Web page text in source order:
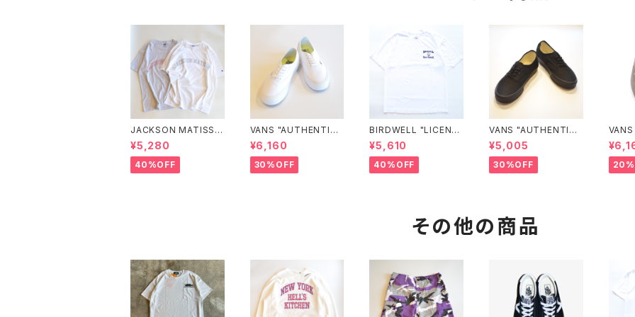
JACKSON MATISSE
"RUSSELL ATHLETI
C×JM Logo Tee"
¥5,280
40%OFF
VANS "AUTHENTIC
VR3 VN0005UDTB
D"
¥6,160
30%OFF
BIRDWELL "LICENSE
PLATE TEE"
¥5,610
40%OFF
VANS "AUTHENTIC"
(BLACK/BLACK)
¥5,005
30%OFF
その他の商品